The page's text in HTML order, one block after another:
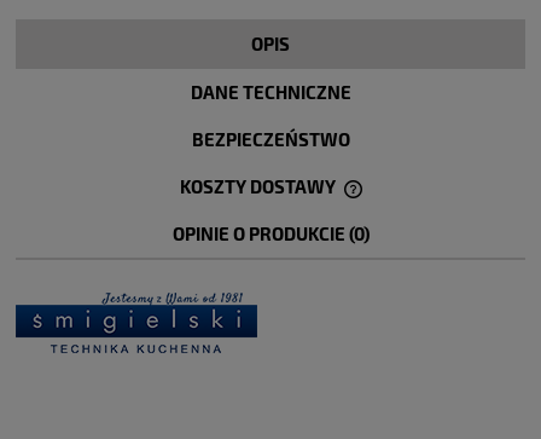
OPIS
DANE TECHNICZNE
BEZPIECZEŃSTWO
KOSZTY DOSTAWY
CENA NIE ZAWIERA EWENTUALNYCH KOSZTÓW PŁATNOŚCI
OPINIE O PRODUKCIE (0)